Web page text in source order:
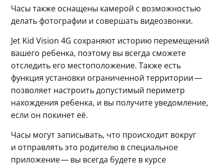
Часы также оснащены камерой с возможностью
делать фотографии и совершать видеозвонки.
Jet Kid Vision 4G сохраняют историю перемещений
вашего ребенка, поэтому вы всегда сможете
отследить его местоположение. Также есть
функция установки ограниченной территории —
позволяет настроить допустимый периметр
нахождения ребенка, и вы получите уведомление,
если он покинет её.
Часы могут записывать, что происходит вокруг
и отправлять это родителю в специальное
приложение — вы всегда будете в курсе